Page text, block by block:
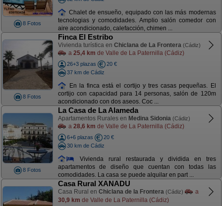
8 Fotos
Chalet de ensueño, equipado con las más modernas
tecnologias y comodidades. Amplio salón comedor con
aire acondicionado, calefacción, chimen ...
8 Fotos
Finca El Estribo
Vivienda turística en Chiclana de La Frontera (Cádiz)
a 25,4 km de Valle de La Paternilla (Cádiz)
26+3 plazas
20 €
37 km de Cádiz
En la finca está el cortijo y tres casas pequeñas. El
cortijo con capacidad para 14 personas, salón de 120m
acondicionado con dos aseos. Coc ...
8 Fotos
La Casa de La Alameda
Apartamentos Rurales en Medina Sidonia (Cádiz)
a 28,6 km de Valle de La Paternilla (Cádiz)
6+6 plazas
20 €
30 km de Cádiz
Vivienda rural restaurada y dividida en tres
apartamentos de diseño que cuentan con todas las
comodidades. La casa se puede alquilar en part ...
Casa Rural XANADU
Casa Rural en Chiclana de la Frontera (Cádiz)
a
30,9 km de Valle de La Paternilla (Cádiz)